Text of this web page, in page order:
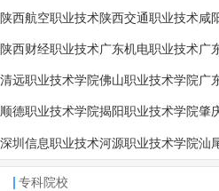
学院
陕西航空职业技术
学院
陕西交通职业技术
学院
咸
陕西财经职业技术
学院
广东机电职业技术
学院
广
清远职业技术学院佛山职业技术学院广
顺德职业技术学院揭阳职业技术学院肇
深圳信息职业技术
学院
河源职业技术学院汕
专科院校